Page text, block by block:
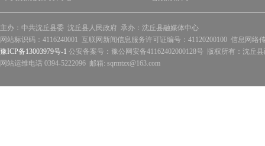
主办：中共沈丘县委 沈丘县人民政府 承办：沈丘县融媒体中心
网站标识码：4116240001 互联网新闻信息服务许可证编号：41120200100 信息网络
豫ICP备13003979号-1 公安备案号：豫公网安备41162402000128号 版权所有：沈丘
网站运维电话 0394-5222096 邮箱: sqrmtzx@163.com